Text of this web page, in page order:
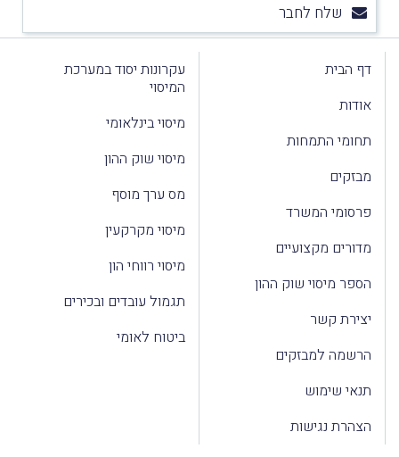
שלח לחבר
דף הבית
אודות
תחומי התמחות
מבזקים
פרסומי המשרד
מדורים מקצועיים
הספר מיסוי שוק ההון
יצירת קשר
הרשמה למבזקים
תנאי שימוש
הצהרת נגישות
עקרונות יסוד במערכת
המיסוי
מיסוי בינלאומי
מיסוי שוק ההון
מס ערך מוסף
מיסוי מקרקעין
מיסוי רווחי הון
תגמול עובדים ובכירים
ביטוח לאומי